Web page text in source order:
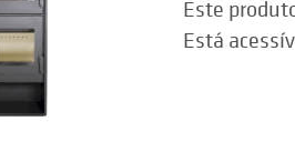
Este
Está